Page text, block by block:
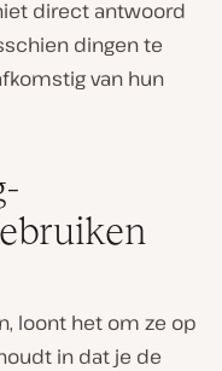
direct antwoord
dingen te
van hun
loont het om ze op
in dat je de